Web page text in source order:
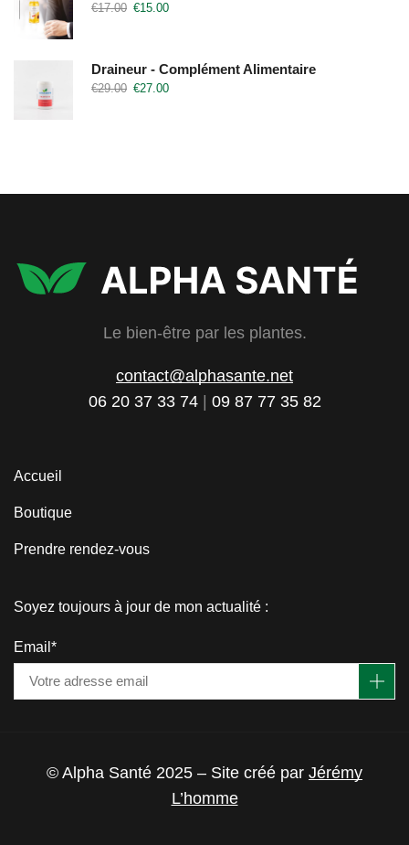
€17.00 €15.00
Draineur - Complément Alimentaire
€29.00 €27.00
Le bien-être par les plantes.
contact@alphasante.net
06 20 37 33 74| 09 87 77 35 82
Accueil
Boutique
Prendre rendez-vous
Soyez toujours à jour de mon actualité :
Email*
© Alpha Santé 2025 – Site créé par Jérémy
L’homme